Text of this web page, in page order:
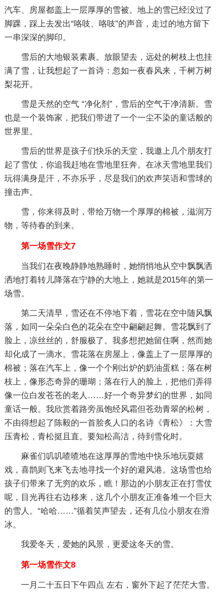
汽车、房屋都盖上一层厚厚的雪被。地上的雪已经没过了
脚踝，踩上去发出“咯吱、咯吱”的声音，走过的地方留下
一串深深的脚印。
雪后的大地银装素裹。放眼望去，远处的树枝上也挂
满了雪，让我想起了一首诗：忽如一夜春风来，千树万树
梨花开。
雪是天然的空气 “净化剂”，雪后的空气干净清新。雪
也是一个装饰家，把我们带进了一个一尘不染的童话般的
世界里。
雪后的世界是孩子们快乐的天堂，我邀上几个朋友打
起了雪仗，你追我赶地在雪地里狂奔。在冰天雪地里我们
玩得满身是汗，不亦乐乎，尽是我们的欢声笑语和雪球的
撞击声。
雪，你来得及时，带给万物一个厚厚的棉被，滋润万
物，等待春的到来。
第一场雪作文7
当我们在夜晚静静地熟睡时，她悄悄地从空中飘飘洒
洒地打着转儿降落在宁静的大地上，她就是2015年的第一
场雪。
第二天清早，雪还在不停地下着，雪花在空中随风飘
落，如同一朵朵白色的花朵在空中翩翩起舞。雪花飘到了
脸上，凉丝丝的，舒服极了。我多想把她留住啊，然而她
却化成了一滴水。雪花落在房屋上，像盖上了一层厚厚的
棉被；落在汽车上，像一个个刚出炉的奶油蛋糕；落在树
枝上，像形态奇异的珊瑚；落在行人的脸上，把他们弄得
像一位白发苍苍的老人……好一个奇异梦幻的世界，如同
童话一般。我欣赏着路旁虽饱经风霜但苍劲青翠的松树，
不由得想起了陈毅的一首脍炙人口的名诗《青松》：大雪
压青松，青松挺且直。要知松高洁，待到雪化时。
麻雀们叽叽喳喳地在这厚厚的雪地中快乐地玩耍嬉
戏，喜鹊则飞来飞去地寻找一个好的避风港。这场雪也给
孩子们带来了无穷的欢乐，瞧！那边的小朋友正在打雪仗
呢，目光再往右边移来，这几个小朋友正准备堆一个巨大
的雪人。“哈哈……”循着笑声望去，还有几位小朋友在滑
冰。
我爱冬天，爱她的风景，更爱这冬天的雪。
第一场雪作文8
一月二十五日下午四点 左右，窗外下起了茫茫大雪。